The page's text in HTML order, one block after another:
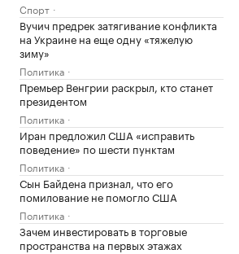
Спорт
Вучич предрек затягивание конфликта
на Украине на еще одну «тяжелую
зиму»
Политика
Премьер Венгрии раскрыл, кто станет
президентом
Политика
Иран предложил США «исправить
поведение» по шести пунктам
Политика
Сын Байдена признал, что его
помилование не помогло США
Политика
Зачем инвестировать в торговые
пространства на первых этажах